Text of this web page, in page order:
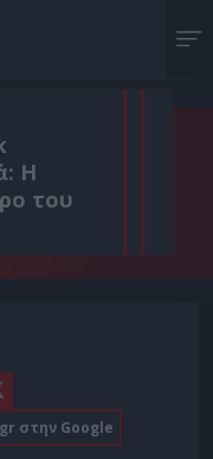
Η
του
στην Google